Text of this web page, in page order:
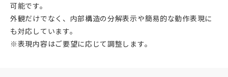
可能です。
外観だけでなく、内部構造の分解表示や簡易的な動作表現に
も対応しています。
※表現内容はご要望に応じて調整します。